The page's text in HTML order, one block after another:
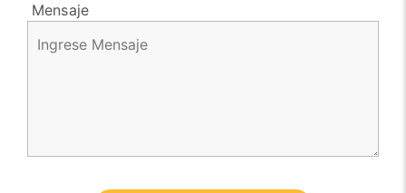
Mensaje